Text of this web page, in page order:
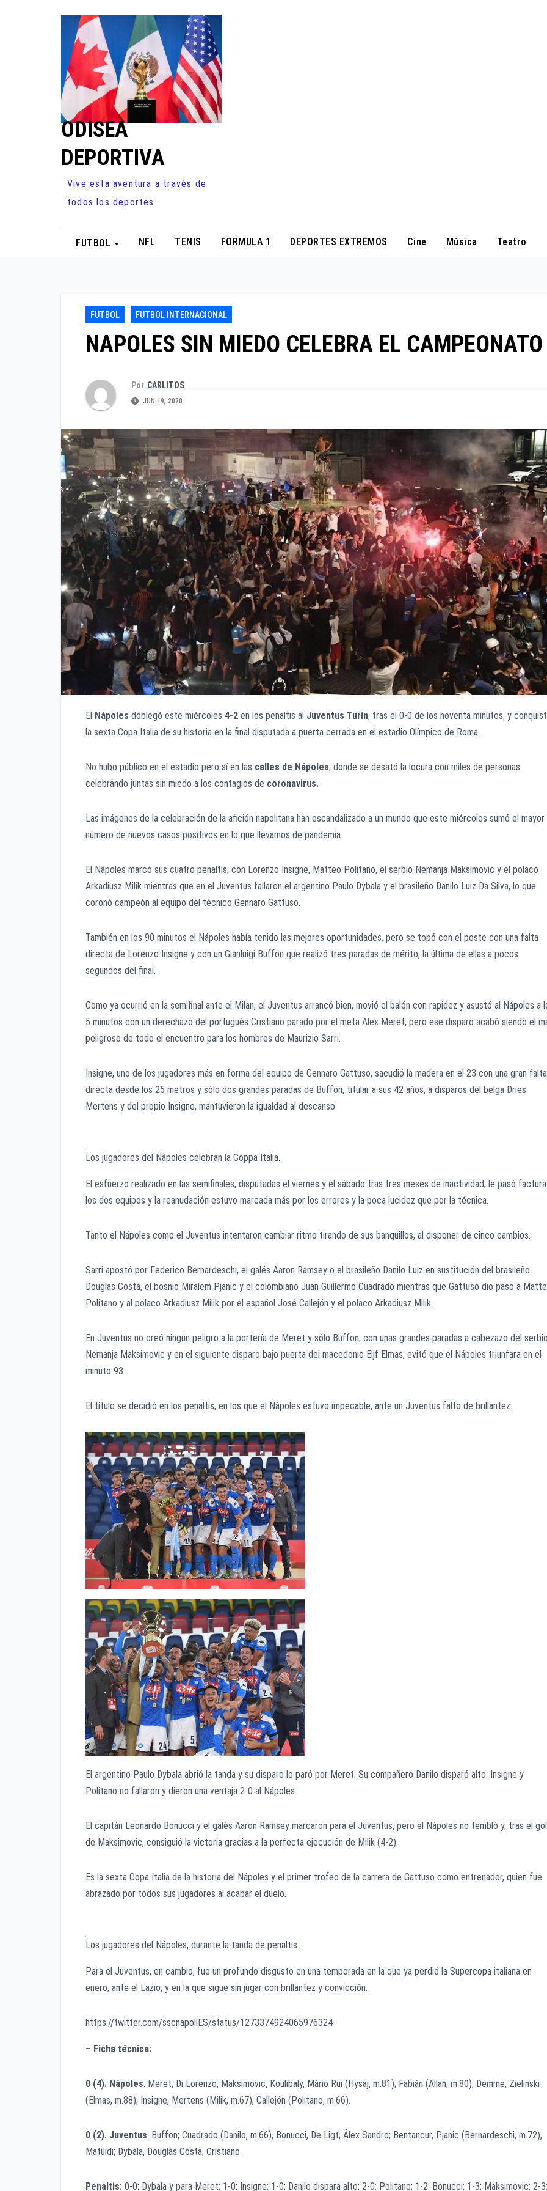
ODISEA
DEPORTIVA
Vive esta aventura a través de
todos los deportes
FUTBOL NFL TENIS FORMULA 1 DEPORTES EXTREMOS Cine Música Teatro
FUTBOL FUTBOL INTERNACIONAL
NAPOLES SIN MIEDO CELEBRA EL CAMPEONATO
Por CARLITOS
JUN 19, 2020
El Nápoles doblegó este miércoles 4-2 en los penaltis al Juventus Turín, tras el 0-0 de los noventa minutos, y
la sexta Copa Italia de su historia en la final disputada a puerta cerrada en el estadio Olímpico de Roma.
No hubo público en el estadio pero sí en las calles de Nápoles, donde se desató la locura con miles de personas
celebrando juntas sin miedo a los contagios de coronavirus.
Las imágenes de la celebración de la afición napolitana han escandalizado a un mundo que este miércoles sumó el mayor
número de nuevos casos positivos en lo que llevamos de pandemia.
El Nápoles marcó sus cuatro penaltis, con Lorenzo Insigne, Matteo Politano, el serbio Nemanja Maksimovic y el polaco
Arkadiusz Milik mientras que en el Juventus fallaron el argentino Paulo Dybala y el brasileño Danilo Luiz Da Silva, lo que
coronó campeón al equipo del técnico Gennaro Gattuso.
También en los 90 minutos el Nápoles había tenido las mejores oportunidades, pero se topó con el poste con una falta
directa de Lorenzo Insigne y con un Gianluigi Buffon que realizó tres paradas de mérito, la última de ellas a pocos
segundos del final.
Como ya ocurrió en la semifinal ante el Milan, el Juventus arrancó bien, movió el balón con rapidez y asustó al Nápoles a
5 minutos con un derechazo del portugués Cristiano parado por el meta Alex Meret, pero ese disparo acabó siendo el
peligroso de todo el encuentro para los hombres de Maurizio Sarri.
Insigne, uno de los jugadores más en forma del equipo de Gennaro Gattuso, sacudió la madera en el 23 con una gran falta
directa desde los 25 metros y sólo dos grandes paradas de Buffon, titular a sus 42 años, a disparos del belga Dries
Mertens y del propio Insigne, mantuvieron la igualdad al descanso.
Los jugadores del Nápoles celebran la Coppa Italia.
El esfuerzo realizado en las semifinales, disputadas el viernes y el sábado tras tres meses de inactividad, le pasó
los dos equipos y la reanudación estuvo marcada más por los errores y la poca lucidez que por la técnica.
Tanto el Nápoles como el Juventus intentaron cambiar ritmo tirando de sus banquillos, al disponer de cinco cambios.
Sarri apostó por Federico Bernardeschi, el galés Aaron Ramsey o el brasileño Danilo Luiz en sustitución del brasileño
Douglas Costa, el bosnio Miralem Pjanic y el colombiano Juan Guillermo Cuadrado mientras que Gattuso dio paso a
Politano y al polaco Arkadiusz Milik por el español José Callejón y el polaco Arkadiusz Milik.
En Juventus no creó ningún peligro a la portería de Meret y sólo Buffon, con unas grandes paradas a cabezazo del
Nemanja Maksimovic y en el siguiente disparo bajo puerta del macedonio Eljf Elmas, evitó que el Nápoles triunfara en el
minuto 93.
El título se decidió en los penaltis, en los que el Nápoles estuvo impecable, ante un Juventus falto de brillantez.
El argentino Paulo Dybala abrió la tanda y su disparo lo paró por Meret. Su compañero Danilo disparó alto. Insigne y
Politano no fallaron y dieron una ventaja 2-0 al Nápoles.
El capitán Leonardo Bonucci y el galés Aaron Ramsey marcaron para el Juventus, pero el Nápoles no tembló y, tras el gol
de Maksimovic, consiguió la victoria gracias a la perfecta ejecución de Milik (4-2).
Es la sexta Copa Italia de la historia del Nápoles y el primer trofeo de la carrera de Gattuso como entrenador, quien fue
abrazado por todos sus jugadores al acabar el duelo.
Los jugadores del Nápoles, durante la tanda de penaltis.
Para el Juventus, en cambio, fue un profundo disgusto en una temporada en la que ya perdió la Supercopa italiana en
enero, ante el Lazio; y en la que sigue sin jugar con brillantez y convicción.
https://twitter.com/sscnapoliES/status/1273374924065976324
– Ficha técnica:
0 (4). Nápoles: Meret; Di Lorenzo, Maksimovic, Koulibaly, Mário Rui (Hysaj, m.81); Fabián (Allan, m.80), Demme, Zielinski
(Elmas, m.88); Insigne, Mertens (Milik, m.67), Callejón (Politano, m.66).
0 (2). Juventus: Buffon; Cuadrado (Danilo, m.66), Bonucci, De Ligt, Álex Sandro; Bentancur, Pjanic (Bernardeschi, m.72),
Matuidi; Dybala, Douglas Costa, Cristiano.
Penaltis: 0-0: Dybala y para Meret; 1-0: Insigne; 1-0: Danilo dispara alto; 2-0: Politano; 1-2: Bonucci; 1-3: Maksimovic; 2-3: